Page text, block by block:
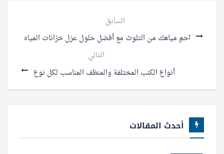
السابق
احمِ مياهك من التلوث مع أفضل حلول عزل خزانات المياه
التالي
أنواع الكنب المختلفة والمنظف المناسب لكل نوع
أحدث المقالات